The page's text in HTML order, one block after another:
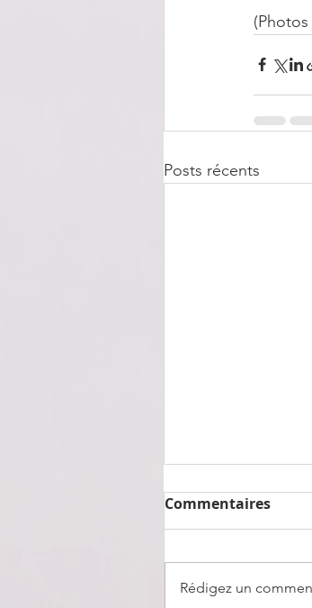
Posts récents
Commentaires
Rédigez un